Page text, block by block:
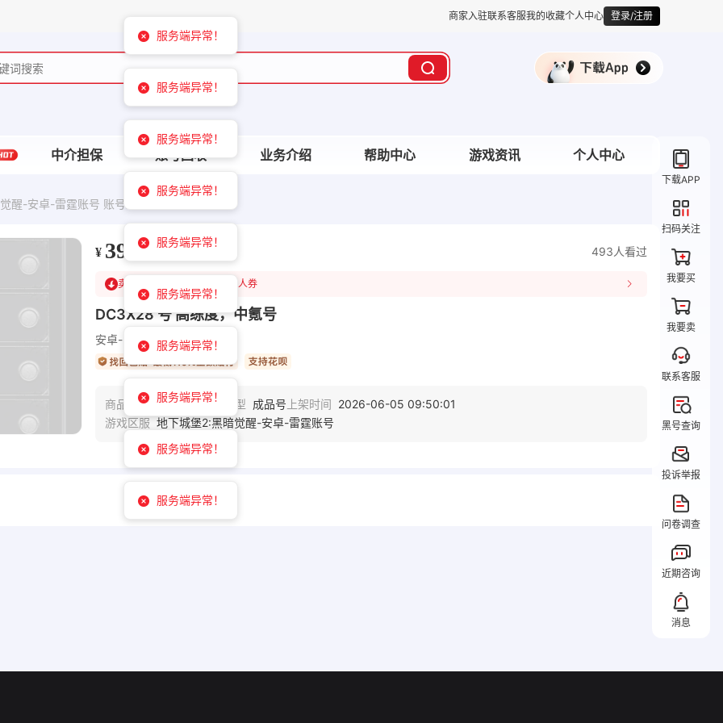
商家入驻联系客服我的收藏个人中心 登录/注册
中介担保 账号回收 业务介绍 帮助中心 游戏资讯 个人中心
醒-安卓-雷霆账号 账号编号DC3X28 出售
¥ 395 493人看过
卖家已降604 可领￥1200新人券
DC3X28 号 高练度，中氪号
安卓-雷霆账号
商品编号 DC3X28商品类型 成品号 上架时间 2026-06-05 09:50:01
游戏区服 地下城堡2:黑暗觉醒-安卓-雷霆账号
下载APP
扫码关注
我要买
我要卖
联系客服
黑号查询
投诉举报
问卷调查
近期咨询
消息
服务端异常！
服务端异常！
服务端异常！
服务端异常！
服务端异常！
服务端异常！
服务端异常！
服务端异常！
服务端异常！
服务端异常！